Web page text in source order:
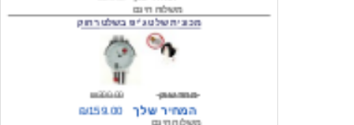
₪300.00 מחיר שוק
₪159.00
כיסוי לסמסונג גלקסי s2